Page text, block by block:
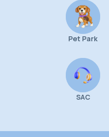
Pet Park
SAC